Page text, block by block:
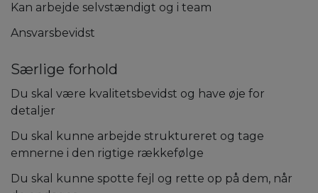
Kan arbejde selvstændigt og i team
Ansvarsbevidst
Særlige forhold
Du skal være kvalitetsbevidst og have øje for
detaljer
Du skal kunne arbejde struktureret og tage
emnerne i den rigtige rækkefølge
Du skal kunne spotte fejl og rette op på dem, når